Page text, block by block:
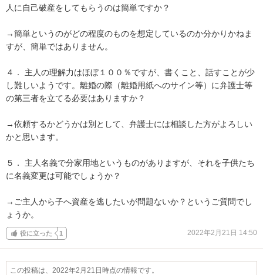
人に自己破産をしてもらうのは簡単ですか？
→簡単というのがどの程度のものを想定しているのか分かりかねま
すが、簡単ではありません。
４．	主人の理解力はほぼ１００％ですが、書くこと、話すことが少
し難しいようです。離婚の際（離婚用紙へのサイン等）に弁護士等
の第三者を立てる必要はありますか？
→依頼するかどうかは別として、弁護士には相談した方がよろしい
かと思います。
５．	主人名義で分家用地というものがありますが、それを子供たち
に名義変更は可能でしょうか？
→ご主人から子へ資産を逃したいが問題ないか？というご質問でし
ょうか。
役に立った 1 2022年2月21日 14:50
この投稿は、2022年2月21日時点の情報です。